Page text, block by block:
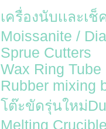
เครื่องนับเเละเ
Moissanite /
Sprue Cutters
Wax Ring Tube
Rubber mixing
โต๊ะขัดรุ่นใหม่
Melting